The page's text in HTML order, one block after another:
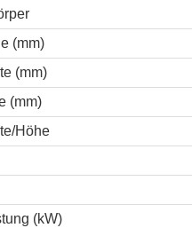
(mm)
(mm)
(mm)
Höhe
(kW)